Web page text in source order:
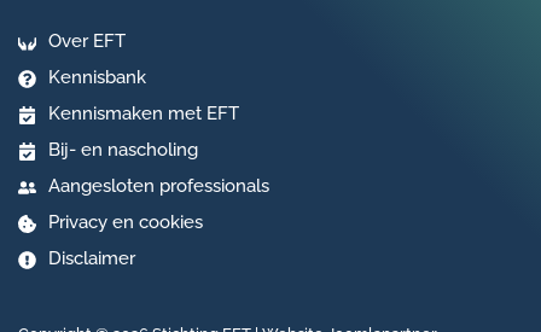
Over EFT
Kennisbank
Kennismaken met EFT
Bij- en nascholing
Aangesloten professionals
Privacy en cookies
Disclaimer